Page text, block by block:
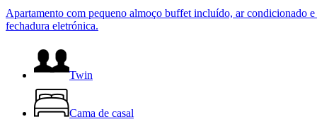
Apartamento com pequeno almoço buffet incluído, ar condicionado
fechadura eletrónica.
Twin
Cama de casal